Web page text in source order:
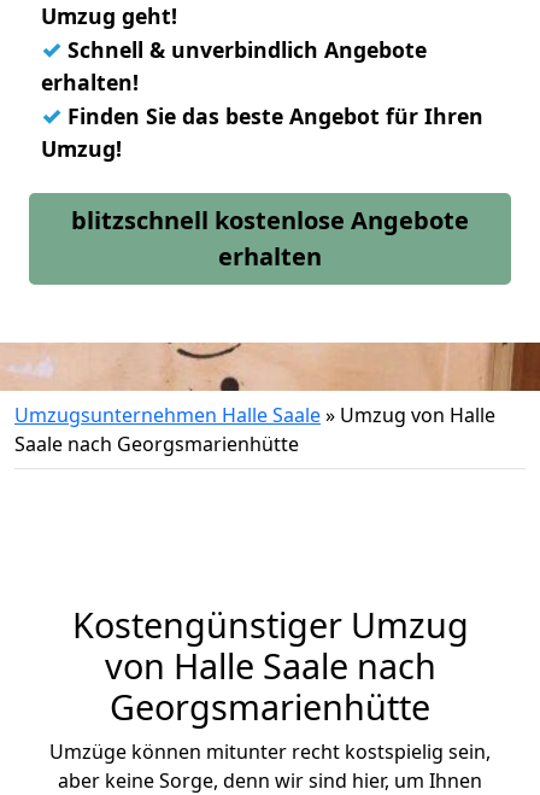
Umzug geht!
✓ Schnell & unverbindlich Angebote
erhalten!
✓ Finden Sie das beste Angebot für Ihren
Umzug!
blitzschnell kostenlose Angebote
erhalten
Umzugsunternehmen Halle Saale» Umzug von Halle
Saale nach Georgsmarienhütte
Kostengünstiger Umzug
von Halle Saale nach
Georgsmarienhütte
Umzüge können mitunter recht kostspielig sein,
aber keine Sorge, denn wir sind hier, um Ihnen